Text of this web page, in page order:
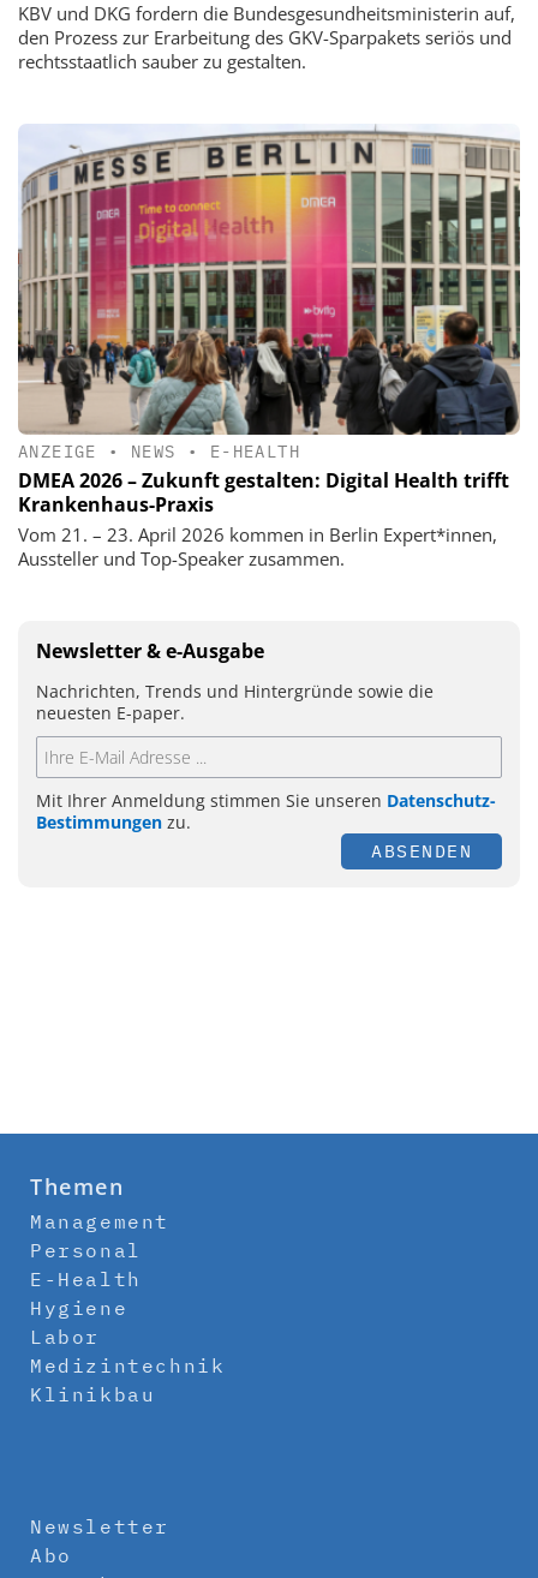
KBV und DKG fordern die Bundesgesundheitsministerin auf,
den Prozess zur Erarbeitung des GKV-Sparpakets seriös und
rechtsstaatlich sauber zu gestalten.
ANZEIGE • NEWS • E-HEALTH
DMEA 2026 – Zukunft gestalten: Digital Health trifft
Krankenhaus-Praxis
Vom 21. – 23. April 2026 kommen in Berlin Expert*innen,
Aussteller und Top-Speaker zusammen.
Newsletter & e-Ausgabe
Nachrichten, Trends und Hintergründe sowie die
neuesten E-paper.
Mit Ihrer Anmeldung stimmen Sie unseren Datenschutz-
Bestimmungen zu.
ABSENDEN
Themen
Management
Personal
E-Health
Hygiene
Labor
Medizintechnik
Klinikbau
Newsletter
Abo